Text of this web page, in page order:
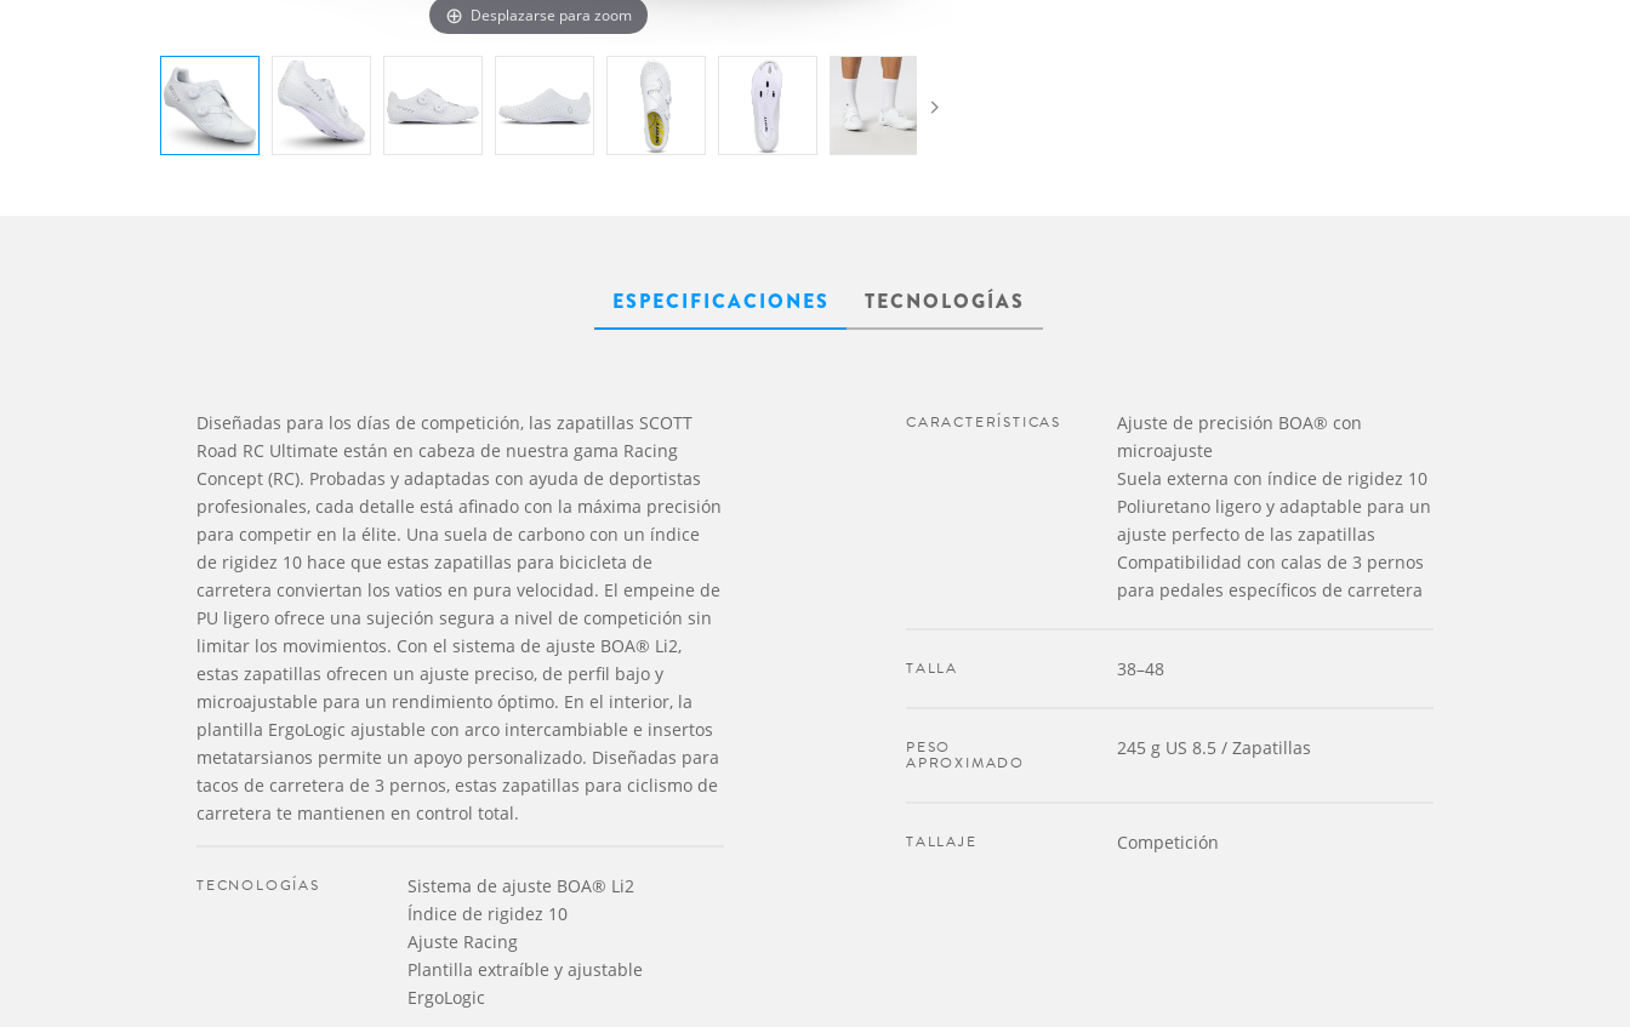
Desplazarse para zoom
ESPECIFICACIONES TECNOLOGÍAS
Diseñadas para los días de competición, las zapatillas SCOTT
Road RC Ultimate están en cabeza de nuestra gama Racing
Concept (RC). Probadas y adaptadas con ayuda de deportistas
profesionales, cada detalle está afinado con la máxima precisión
para competir en la élite. Una suela de carbono con un índice
de rigidez 10 hace que estas zapatillas para bicicleta de
carretera conviertan los vatios en pura velocidad. El empeine de
PU ligero ofrece una sujeción segura a nivel de competición sin
limitar los movimientos. Con el sistema de ajuste BOA® Li2,
estas zapatillas ofrecen un ajuste preciso, de perfil bajo y
microajustable para un rendimiento óptimo. En el interior, la
plantilla ErgoLogic ajustable con arco intercambiable e insertos
metatarsianos permite un apoyo personalizado. Diseñadas para
tacos de carretera de 3 pernos, estas zapatillas para ciclismo de
carretera te mantienen en control total.
TECNOLOGÍAS
Sistema de ajuste BOA® Li2
Índice de rigidez 10
Ajuste Racing
Plantilla extraíble y ajustable
ErgoLogic
CARACTERÍSTICAS
Ajuste de precisión BOA® con
microajuste
Suela externa con índice de rigidez 10
Poliuretano ligero y adaptable para un
ajuste perfecto de las zapatillas
Compatibilidad con calas de 3 pernos
para pedales específicos de carretera
TALLA 38–48
PESO
APROXIMADO
245 g US 8.5 / Zapatillas
TALLAJE Competición